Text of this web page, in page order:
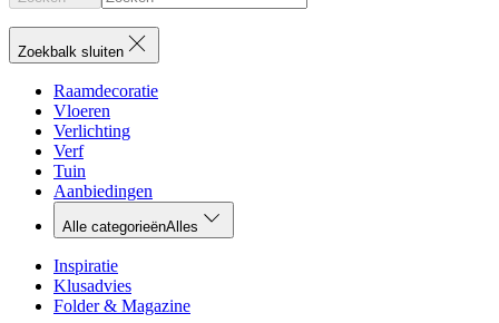
Zoekbalk sluiten
Raamdecoratie
Vloeren
Verlichting
Verf
Tuin
Aanbiedingen
Alle categorieënAlles
Inspiratie
Klusadvies
Folder & Magazine